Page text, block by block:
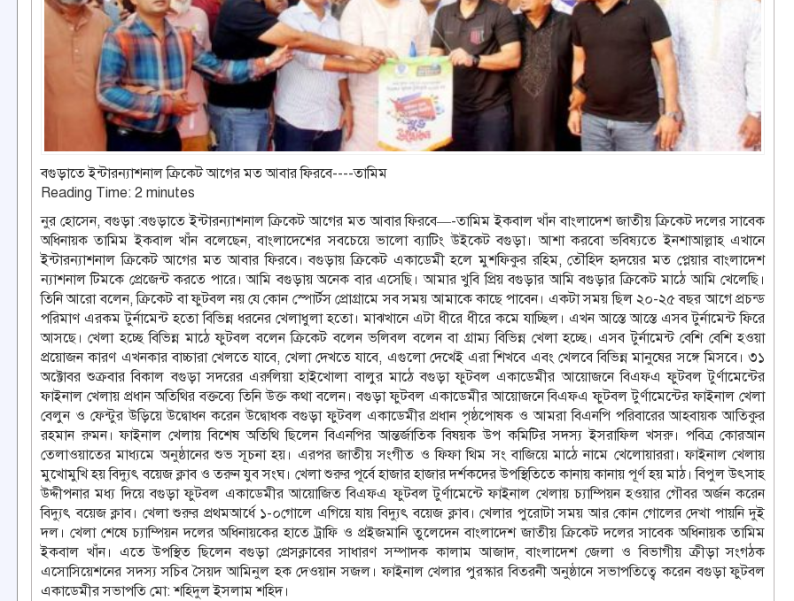
বগুড়াতে ইন্টারন্যাশনাল ক্রিকেট আগের মত আবার ফিরবে----তামিম
Reading Time: 2 minutes
নুর হোসেন, বগুড়া :বগুড়াতে ইন্টারন্যাশনাল ক্রিকেট আগের মত আবার ফিরবে—-তামিম ইকবাল খাঁন বাংলাদেশ জাতীয় ক্রিকেট দলের সাবেক
অধিনায়ক তামিম ইকবাল খাঁন বলেছেন, বাংলাদেশের সবচেয়ে ভালো ব্যাটিং উইকেট বগুড়া। আশা করবো ভবিষ্যতে ইনশাআল্লাহ এখানে
ইন্টারন্যাশনাল ক্রিকেট আগের মত আবার ফিরবে। বগুড়ায় ক্রিকেট একাডেমী হলে মুশফিকুর রহিম, তৌহিদ হৃদয়ের মত প্লেয়ার বাংলাদেশ
ন্যাশনাল টিমকে প্রেজেন্ট করতে পারে। আমি বগুড়ায় অনেক বার এসেছি। আমার খুবি প্রিয় বগুড়ার আমি বগুড়ার ক্রিকেট মাঠে আমি খেলেছি।
তিনি আরো বলেন, ক্রিকেট বা ফুটবল নয় যে কোন স্পোর্টস প্রোগ্রামে সব সময় আমাকে কাছে পাবেন। একটা সময় ছিল ২০-২৫ বছর আগে প্রচন্ড
পরিমাণ এরকম টুর্নামেন্ট হতো বিভিন্ন ধরনের খেলাধুলা হতো। মাঝখানে এটা ধীরে ধীরে কমে যাচ্ছিল। এখন আস্তে আস্তে এসব টুর্নামেন্ট ফিরে
আসছে। খেলা হচ্ছে বিভিন্ন মাঠে ফুটবল বলেন ক্রিকেট বলেন ভলিবল বলেন বা গ্রাম্য বিভিন্ন খেলা হচ্ছে। এসব টুর্নামেন্ট বেশি বেশি হওয়া
প্রয়োজন কারণ এখনকার বাচ্চারা খেলতে যাবে, খেলা দেখতে যাবে, এগুলো দেখেই এরা শিখবে এবং খেলবে বিভিন্ন মানুষের সঙ্গে মিসবে। ৩১
অক্টোবর শুক্রবার বিকাল বগুড়া সদরের এরুলিয়া হাইখোলা বালুর মাঠে বগুড়া ফুটবল একাডেমীর আয়োজনে বিএফএ ফুটবল টুর্ণামেন্টের
ফাইনাল খেলায় প্রধান অতিথির বক্তব্যে তিনি উক্ত কথা বলেন। বগুড়া ফুটবল একাডেমীর আয়োজনে বিএফএ ফুটবল টুর্ণামেন্টের ফাইনাল খেলা
বেলুন ও ফেন্টুর উড়িয়ে উদ্বোধন করেন উদ্বোধক বগুড়া ফুটবল একাডেমীর প্রধান পৃষ্ঠপোষক ও আমরা বিএনপি পরিবারের আহবায়ক আতিকুর
রহমান রুমন। ফাইনাল খেলায় বিশেষ অতিথি ছিলেন বিএনপির আন্তর্জাতিক বিষয়ক উপ কমিটির সদস্য ইসরাফিল খসরু। পবিত্র কোরআন
তেলাওয়াতের মাধ্যমে অনুষ্ঠানের শুভ সূচনা হয়। এরপর জাতীয় সংগীত ও ফিফা থিম সং বাজিয়ে মাঠে নামে খেলোয়াররা। ফাইনাল খেলায়
মুখোমুখি হয় বিদ্যুৎ বয়েজ ক্লাব ও তরুন যুব সংঘ। খেলা শুরুর পূর্বে হাজার হাজার দর্শকদের উপস্থিতিতে কানায় কানায় পূর্ণ হয় মাঠ। বিপুল উৎসাহ
উদ্দীপনার মধ্য দিয়ে বগুড়া ফুটবল একাডেমীর আয়োজিত বিএফএ ফুটবল টুর্ণামেন্টে ফাইনাল খেলায় চ্যাম্পিয়ন হওয়ার গৌবর অর্জন করেন
বিদ্যুৎ বয়েজ ক্লাব। খেলা শুরুর প্রথমআর্ধে ১-০গোলে এগিয়ে যায় বিদ্যুৎ বয়েজ ক্লাব। খেলার পুরোটা সময় আর কোন গোলের দেখা পায়নি দুই
দল। খেলা শেষে চ্যাম্পিয়ন দলের অধিনায়কের হাতে ট্রাফি ও প্রইজমানি তুলেদেন বাংলাদেশ জাতীয় ক্রিকেট দলের সাবেক অধিনায়ক তামিম
ইকবাল খাঁন। এতে উপস্থিত ছিলেন বগুড়া প্রেসক্লাবের সাধারণ সম্পাদক কালাম আজাদ, বাংলাদেশ জেলা ও বিভাগীয় ক্রীড়া সংগঠক
এসোসিয়েশনের সদস্য সচিব সৈয়দ আমিনুল হক দেওয়ান সজল। ফাইনাল খেলার পুরস্কার বিতরনী অনুষ্ঠানে সভাপতিত্বে করেন বগুড়া ফুটবল
একাডেমীর সভাপতি মো: শহিদুল ইসলাম শহিদ।